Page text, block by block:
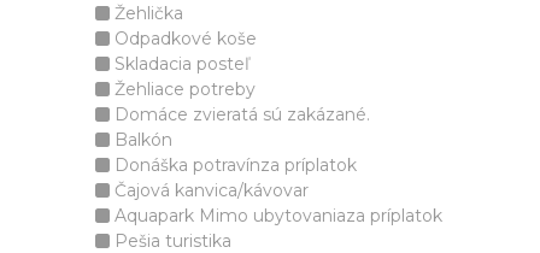
Žehlička
Odpadkové koše
Skladacia posteľ
Žehliace potreby
Domáce zvieratá sú zakázané.
Balkón
Donáška potravínza príplatok
Čajová kanvica/kávovar
Aquapark Mimo ubytovaniaza príplatok
Pešia turistika